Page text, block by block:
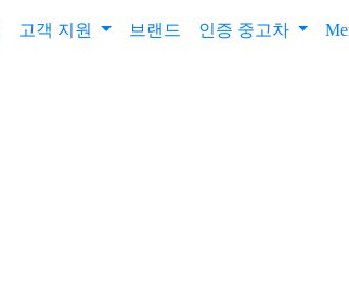
고객 지원 브랜드 인증 중고차